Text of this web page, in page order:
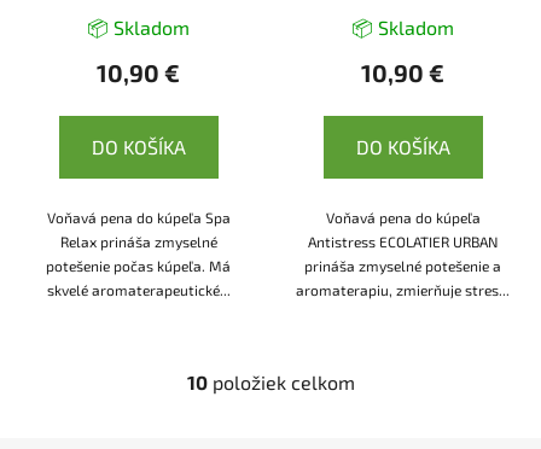
📦 Skladom
10,90 €
DO KOŠÍKA
Voňavá pena do kúpeľa Spa
Relax prináša zmyselné
potešenie počas kúpeľa. Má
skvelé aromaterapeutické...
📦 Skladom
10,90 €
DO KOŠÍKA
Voňavá pena do kúpeľa
Antistress ECOLATIER URBAN
prináša zmyselné potešenie a
aromaterapiu, zmierňuje stres...
O
10položiek celkom